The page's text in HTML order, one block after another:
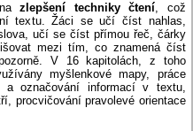
nazlepšení techniky čtení, což
textu. Žáci se učí číst nahlas,
učí se číst přímou řeč, čárky
mezi tím, co znamená číst
V 16 kapitolách, z toho
myšlenkové mapy, práce
a označování informací v textu,
procvičování pravolevé orientace